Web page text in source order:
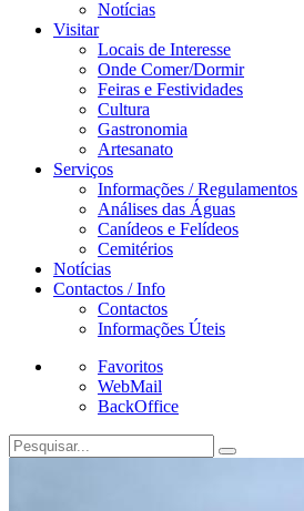
Notícias
Visitar
Locais de Interesse
Onde Comer/Dormir
Feiras e Festividades
Cultura
Gastronomia
Artesanato
Serviços
Informações / Regulamentos
Análises das Águas
Canídeos e Felídeos
Cemitérios
Notícias
Contactos / Info
Contactos
Informações Úteis
Favoritos
WebMail
BackOffice